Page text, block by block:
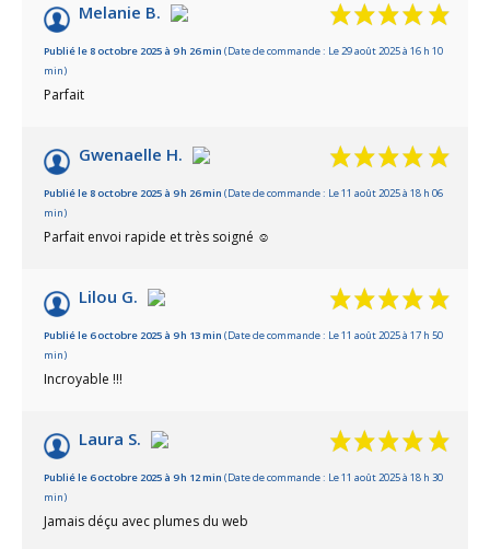
Melanie B.
Publié le 8 octobre 2025 à 9 h 26 min (Date de commande : Le 29 août 2025 à 16 h 10
min)
Parfait
Gwenaelle H.
Publié le 8 octobre 2025 à 9 h 26 min (Date de commande : Le 11 août 2025 à 18 h 06
min)
Parfait envoi rapide et très soigné ☺️
Lilou G.
Publié le 6 octobre 2025 à 9 h 13 min (Date de commande : Le 11 août 2025 à 17 h 50
min)
Incroyable !!!
Laura S.
Publié le 6 octobre 2025 à 9 h 12 min (Date de commande : Le 11 août 2025 à 18 h 30
min)
Jamais déçu avec plumes du web